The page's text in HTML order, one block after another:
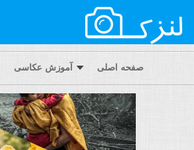
صفحه اصلی آموزش عکاسی